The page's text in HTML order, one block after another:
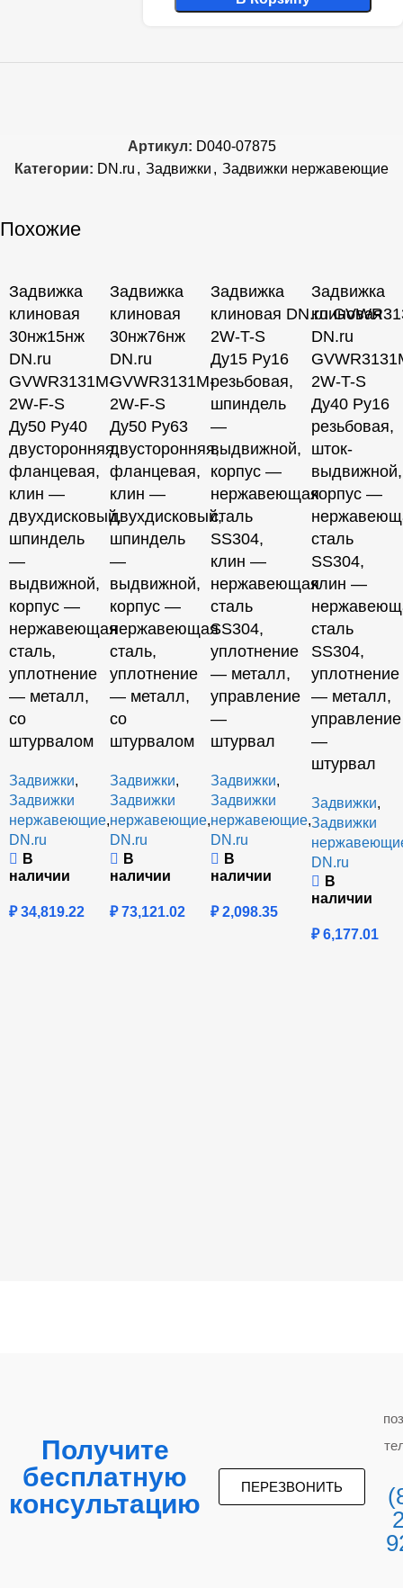
Артикул: D040-07875
Категории: DN.ru , Задвижки , Задвижки нержавеющие
Похожие
Задвижка
клиновая
30нж15нж
DN.ru
GVWR3131M-
2W-F-S
Ду50 Ру40
двусторонняя,
фланцевая,
клин —
двухдисковый,
шпиндель
—
выдвижной,
корпус —
нержавеющая
сталь,
уплотнение
— металл,
со
штурвалом
Задвижки,
Задвижки
нержавеющие,
DN.ru
В
наличии
₽34,819.22
Задвижка
клиновая
30нж76нж
DN.ru
GVWR3131M-
2W-F-S
Ду50 Ру63
двусторонняя,
фланцевая,
клин —
двухдисковый,
шпиндель
—
выдвижной,
корпус —
нержавеющая
сталь,
уплотнение
— металл,
со
штурвалом
Задвижки,
Задвижки
нержавеющие,
DN.ru
В
наличии
₽73,121.02
Задвижка
клиновая DN.ru
2W-T-S
Ду15 Ру16
резьбовая,
шпиндель
—
выдвижной,
корпус —
нержавеющая
сталь
SS304,
клин —
нержавеющая
сталь
SS304,
уплотнение
— металл,
управление
—
штурвал
Задвижки,
Задвижки
нержавеющие,
DN.ru
В
наличии
₽2,098.35
Задвижка
клиновая
DN.ru
2W-T-S
Ду40 Ру16
резьбовая,
шток-
выдвижной,
корпус —
сталь
SS304,
клин —
сталь
SS304,
уплотнение
— металл,
управление
—
штурвал
Задвижки,
Задвижки
DN.ru
В
наличии
₽6,177.01
Получите
бесплатную
консультацию
ПЕРЕЗВОНИТЬ